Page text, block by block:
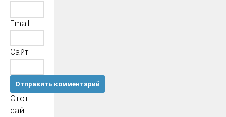
Email
Сайт
Этот
сайт